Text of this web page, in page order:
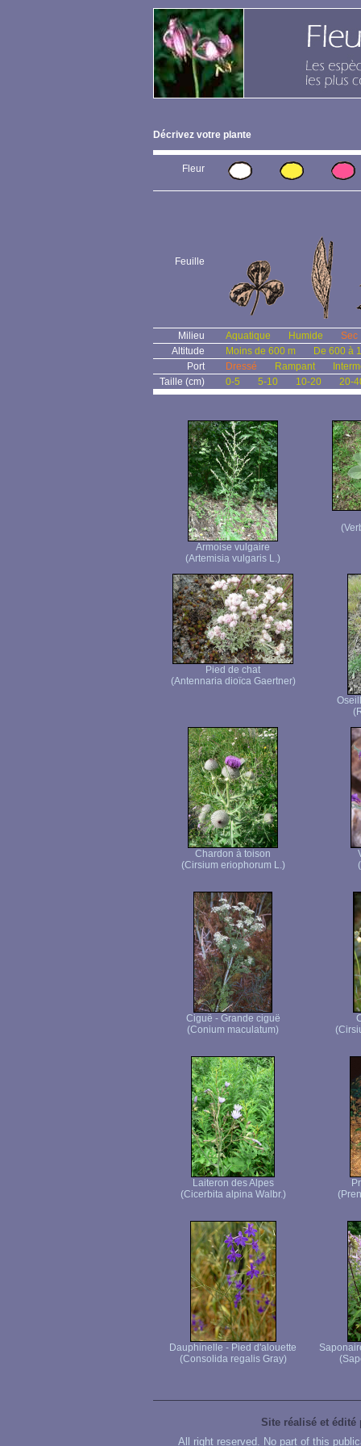
Décrivez votre plante
Fleur
Feuille
Milieu Aquatique Humide
Sec
Altitude
Moins de 600 m
De 600 à
Port
Dressé Rampant
Taille (cm)
0-5 5-10 10-20 20-
Armoise vulgaire
(Artemisia vulgaris L.)
Pied de chat
(Antennaria dioïca Gaertner)
Chardon à toison
(Cirsium eriophorum L.)
Ciguë - Grande ciguë
(Conium maculatum)
Laiteron des Alpes
(Cicerbita alpina Walbr.)
Dauphinelle - Pied d'alouette
(Consolida regalis Gray)
Site réalisé et édité
All right reserved. No part of this